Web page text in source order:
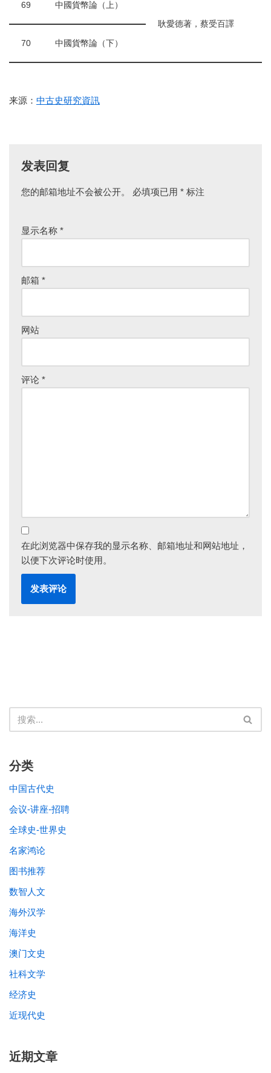
69 中國貨幣論（上）
耿愛德著，蔡受百譯
70 中國貨幣論（下）
来源： 中古史研究資訊
发表回复
您的邮箱地址不会被公开。 必填项已用 * 标注
显示名称 *
邮箱 *
网站
评论 *
在此浏览器中保存我的显示名称、邮箱地址和网站地址，
以便下次评论时使用。
分类
中国古代史
会议-讲座-招聘
全球史-世界史
名家鸿论
图书推荐
数智人文
海外汉学
海洋史
澳门文史
社科文学
经济史
近现代史
近期文章